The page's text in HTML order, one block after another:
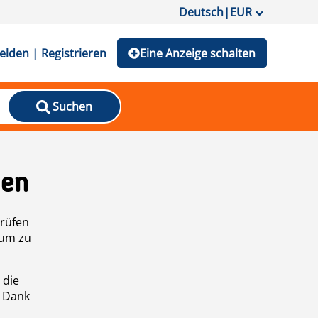
Deutsch|EUR
| Registrieren Eine Anzeige schalten
Suchen
zu
die